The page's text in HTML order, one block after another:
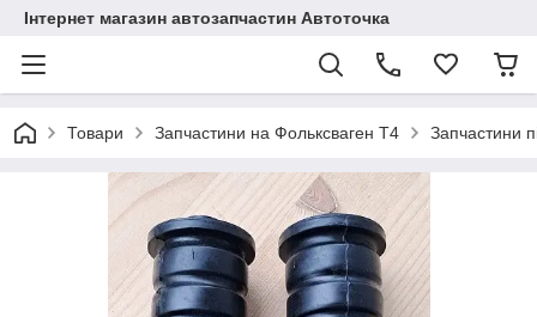
Інтернет магазин автозапчастин Автоточка
Товари Запчастини на Фольксваген Т4 Запчастини